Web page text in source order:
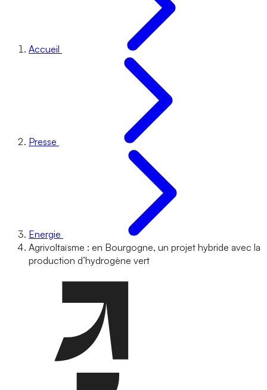
Accueil
Presse
Energie
Agrivoltaïsme : en Bourgogne, un projet hybride avec la
production d’hydrogène vert